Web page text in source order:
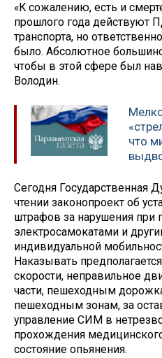
«К сожалению, есть и
прошлого года действуют
транспорта, но
было. Абсолютное
чтобы в этой сфере был
Володин.
что
Сегодня Государственная
чтении законопроект об
штрафов за нарушения при
электросамокатами и
индивидуальной
Наказывать
скорости, неправильное
части, пешеходным
пешеходным зонам, за
управление СИМ в
прохождения
состояние опьянения.